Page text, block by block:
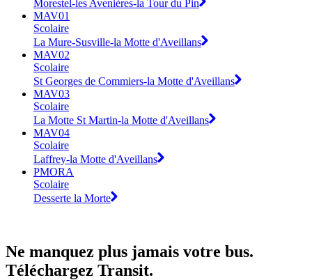
Morestel-les Avenières-la Tour du Pin
MAV01
Scolaire
La Mure-Susville-la Motte d'Aveillans
MAV02
Scolaire
St Georges de Commiers-la Motte d'Aveillans
MAV03
Scolaire
La Motte St Martin-la Motte d'Aveillans
MAV04
Scolaire
Laffrey-la Motte d'Aveillans
PMORA
Scolaire
Desserte la Morte
Ne manquez plus jamais votre bus.
Téléchargez Transit.